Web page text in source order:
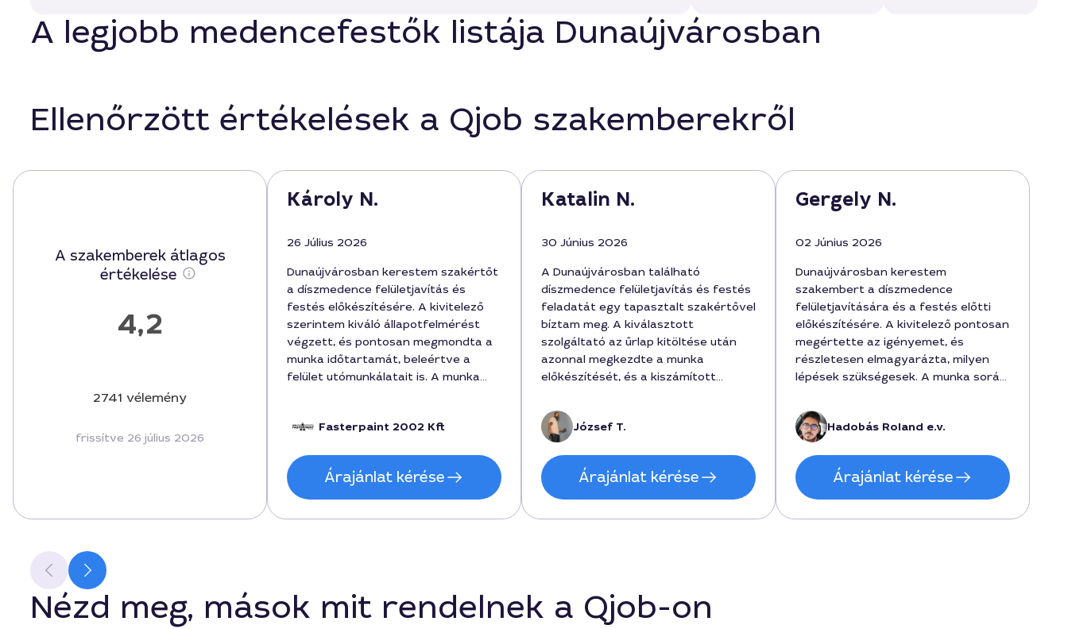
A legjobb medencefestők listája Dunaújvárosban
Ellenőrzött értékelések a Qjob szakemberekről
A szakemberek átlagos
értékelése
4,2
2741 vélemény
frissítve 26 július 2026
Károly N.
26 Július 2026
Dunaújvárosban kerestem szakértőt
a díszmedence felületjavítás és
festés előkészítésére. A kivitelező
szerintem kiváló állapotfelmérést
végzett, és pontosan megmondta a
munka időtartamát, beleértve a
felület utómunkálatait is. A munka
végösszeg pedig a tervezett
eligazodni a részletekben, és a végső
ár 150000 forint volt.
Fasterpaint 2002 Kft
Árajánlat kérése
Katalin N.
30 Június 2026
A Dunaújvárosban található
díszmedence felületjavítás és festés
feladatát egy tapasztalt szakértővel
bíztam meg. A kiválasztott
szolgáltató az űrlap kitöltése után
azonnal megkezdte a munka
előkészítését, és a kiszámított
a felület előkészítését és a festést.
A munka végeredménye színben
tartós és egyenletes lett, a helyi
körülményekhez igazított
megoldásokkal. A kivitelező az
időtartamot néha pontosabban
tartotta, de a végeredmény
festéshez.
József T.
Árajánlat kérése
Gergely N.
02 Június 2026
Dunaújvárosban kerestem
szakembert a díszmedence
felületjavítására és a festés előtti
előkészítésére. A kivitelező pontosan
megértette az igényemet, és
részletesen elmagyarázta, milyen
lépések szükségesek. A munka során
tartósabb lett az előírt 2 napos
száradási idő betartásával és a
végső ár 150000 Ft környékére
adódott. Azt hiszem, Roland a
megoldás az adott feladatra.
Hadobás Roland e.v.
Árajánlat kérése
Nézd meg, mások mit rendelnek a Qjob-on